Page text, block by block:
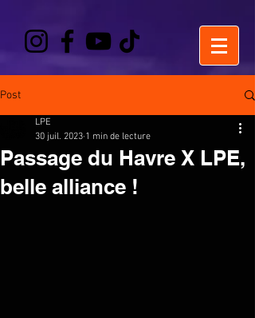
Post
Passage du Havre X LPE,
belle alliance !
LPE
30 juil. 2023 1 min de lecture